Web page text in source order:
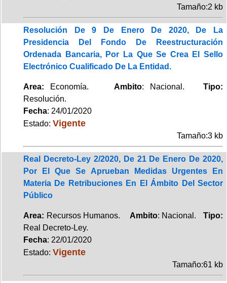
Tamaño:2 kb
Resolución De 9 De Enero De 2020, De La
Presidencia Del Fondo De Reestructuración
Ordenada Bancaria, Por La Que Se Crea El Sello
Electrónico Cualificado De La Entidad.
Area: Economía. Ambito: Nacional.Tipo:
Resolución.
Fecha: 24/01/2020
Estado: Vigente
Tamaño:3 kb
Real Decreto-Ley 2/2020, De 21 De Enero De 2020,
Por El Que Se Aprueban Medidas Urgentes En
Materia De Retribuciones En El Ámbito Del Sector
Público
Area: Recursos Humanos. Ambito: Nacional.Tipo:
Real Decreto-Ley.
Fecha: 22/01/2020
Estado: Vigente
Tamaño:61 kb